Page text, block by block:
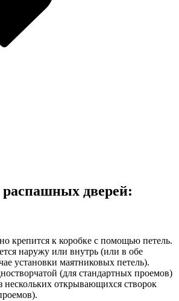
распашных дверей:
крепится к коробке с помощью петель.
наружу или внутрь (или в обе
установки маятниковых петель).
(для стандартных проемов)
нескольких открывающихся створок